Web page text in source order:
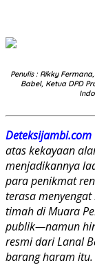
Penulis : Rikky
Babel, Ketua DPD
Deteksijambi.com
atas kekayaan
menjadikannya
para penikmat
terasa
timah di Muara
publik—namun
resmi dari Lanal
barang haram itu.